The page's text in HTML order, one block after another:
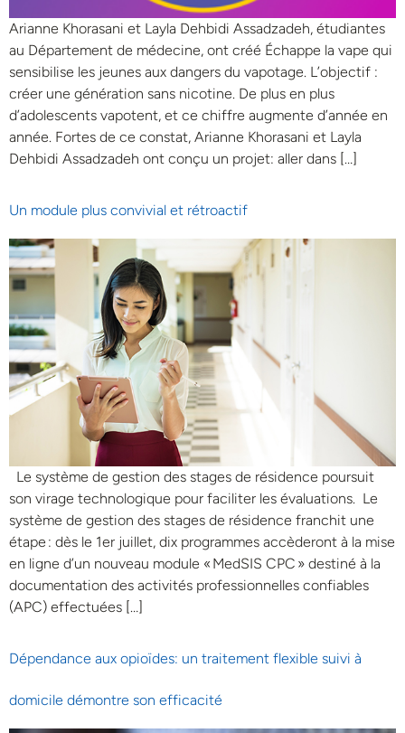
Arianne Khorasani et Layla Dehbidi Assadzadeh, étudiantes
au Département de médecine, ont créé Échappe la vape qui
sensibilise les jeunes aux dangers du vapotage. L’objectif :
créer une génération sans nicotine. De plus en plus
d’adolescents vapotent, et ce chiffre augmente d’année en
année. Fortes de ce constat, Arianne Khorasani et Layla
Dehbidi Assadzadeh ont conçu un projet: aller dans […]
Un module plus convivial et rétroactif
Le système de gestion des stages de résidence poursuit
son virage technologique pour faciliter les évaluations. Le
système de gestion des stages de résidence franchit une
étape : dès le 1er juillet, dix programmes accèderont à la mise
en ligne d’un nouveau module « MedSIS CPC » destiné à la
documentation des activités professionnelles confiables
(APC) effectuées […]
Dépendance aux opioïdes: un traitement flexible suivi à
domicile démontre son efficacité